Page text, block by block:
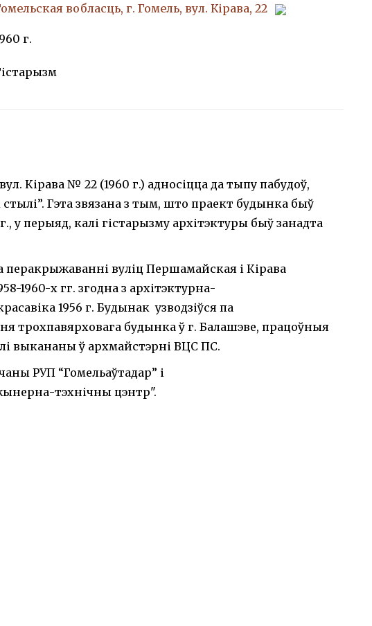
вобласць, г. Гомель, вул. Кірава, 22
г.
Кірава № 22 (1960 г.) адносіцца да тыпу пабудоў,
Гэта звязана з тым, што праект будынка быў
у перыяд, калі гістарызму архітэктуры быў занадта
вуліц Першамайская і Кірава
1960-х гг. згодна з архітэктурна-
1956 г. Будынак узводзіўся па
трохпавярховага будынка ў г. Балашэве, працоўныя
выкананы ў архмайстэрні ВЦС ПС.
РУП “Гомельаўтадар” і
тэхнічны цэнтр".